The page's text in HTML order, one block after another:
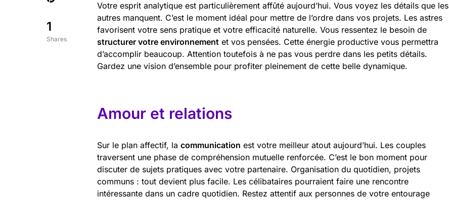
1
Shares
Votre esprit analytique est particulièrement affûté aujourd’hui. Vous voyez les détails que les
autres manquent. C’est le moment idéal pour mettre de l’ordre dans vos projets. Les astres
favorisent votre sens pratique et votre efficacité naturelle. Vous ressentez le besoin de
structurer votre environnement et vos pensées. Cette énergie productive vous permettra
d’accomplir beaucoup. Attention toutefois à ne pas vous perdre dans les petits détails.
Gardez une vision d’ensemble pour profiter pleinement de cette belle dynamique.
Amour et relations
Sur le plan affectif, la communication est votre meilleur atout aujourd’hui. Les couples
traversent une phase de compréhension mutuelle renforcée. C’est le bon moment pour
discuter de sujets pratiques avec votre partenaire. Organisation du quotidien, projets
communs : tout devient plus facile. Les célibataires pourraient faire une rencontre
intéressante dans un cadre quotidien. Restez attentif aux personnes de votre entourage